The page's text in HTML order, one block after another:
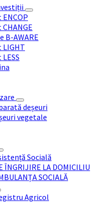
B-AWARE
LIGHT
deșeuri
vegetale
Socială
ÎNGRIJIRE LA DOMICILIU
SOCIALĂ
Agricol